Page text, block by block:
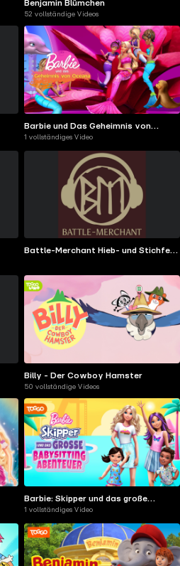
Benjamin Blümchen
52 vollständige Videos
Barbie und Das Geheimnis von
Oceana
1 vollständiges Video
Battle-Merchant Hieb- und Stichfest
Billy - Der Cowboy Hamster
50 vollständige Videos
Barbie: Skipper und das große
Babysitting Abenteuer
1 vollständiges Video